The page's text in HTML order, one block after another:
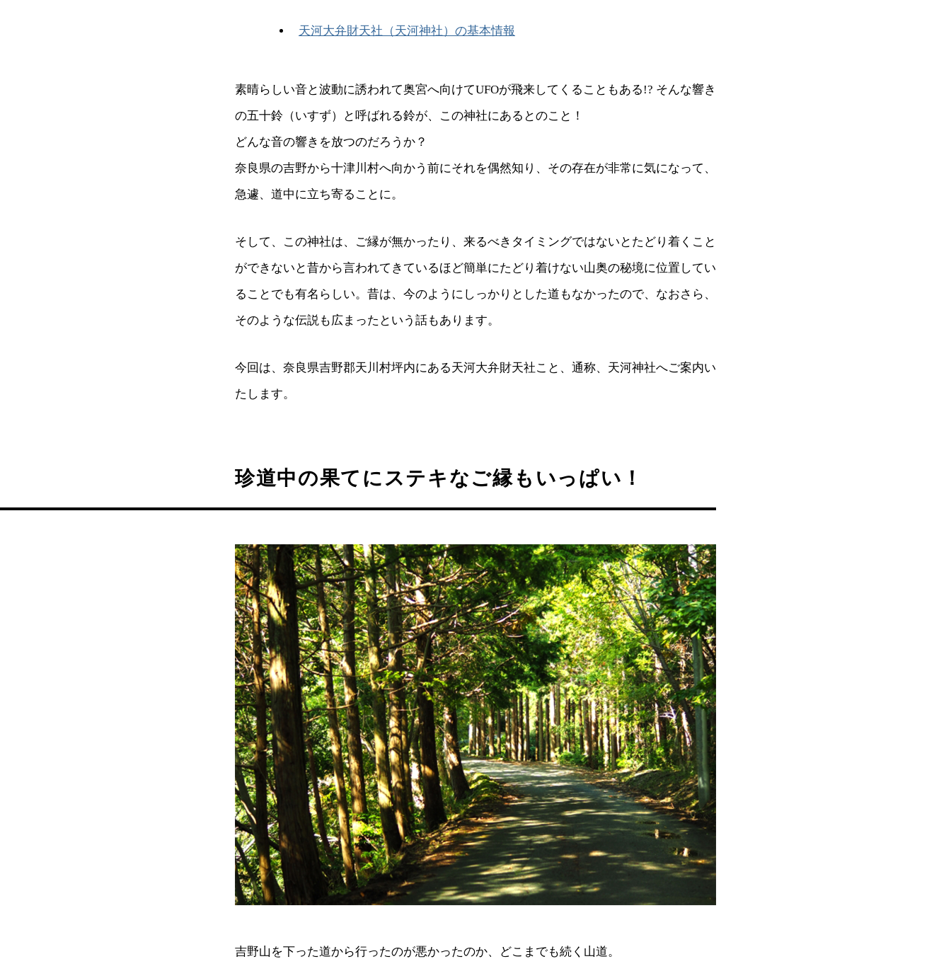
天河大弁財天社（天河神社）の基本情報
素晴らしい音と波動に誘われて奥宮へ向けてUFOが飛来してくることもある!? そんな響き
の五十鈴（いすず）と呼ばれる鈴が、この神社にあるとのこと！
どんな音の響きを放つのだろうか？
奈良県の吉野から十津川村へ向かう前にそれを偶然知り、その存在が非常に気になって、
急遽、道中に立ち寄ることに。
そして、この神社は、ご縁が無かったり、来るべきタイミングではないとたどり着くこと
ができないと昔から言われてきているほど簡単にたどり着けない山奥の秘境に位置してい
ることでも有名らしい。昔は、今のようにしっかりとした道もなかったので、なおさら、
そのような伝説も広まったという話もあります。
今回は、奈良県吉野郡天川村坪内にある天河大弁財天社こと、通称、天河神社へご案内い
たします。
珍道中の果てにステキなご縁もいっぱい！
吉野山を下った道から行ったのが悪かったのか、どこまでも続く山道。